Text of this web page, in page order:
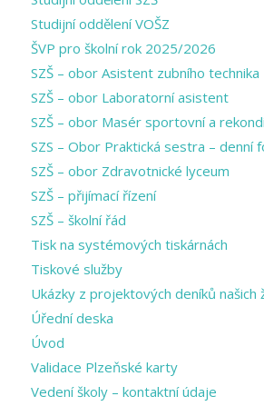
Studijní oddělení VOŠZ
ŠVP pro školní rok 2025/2026
SZŠ – obor Asistent zubního technika
SZŠ – obor Laboratorní asistent
SZŠ – obor Masér sportovní a
SZS – Obor Praktická sestra – denní
SZŠ – obor Zdravotnické lyceum
SZŠ – přijímací řízení
SZŠ – školní řád
Tisk na systémových tiskárnách
Tiskové služby
Ukázky z projektových deníků našich
Úřední deska
Úvod
Validace Plzeňské karty
Vedení školy – kontaktní údaje